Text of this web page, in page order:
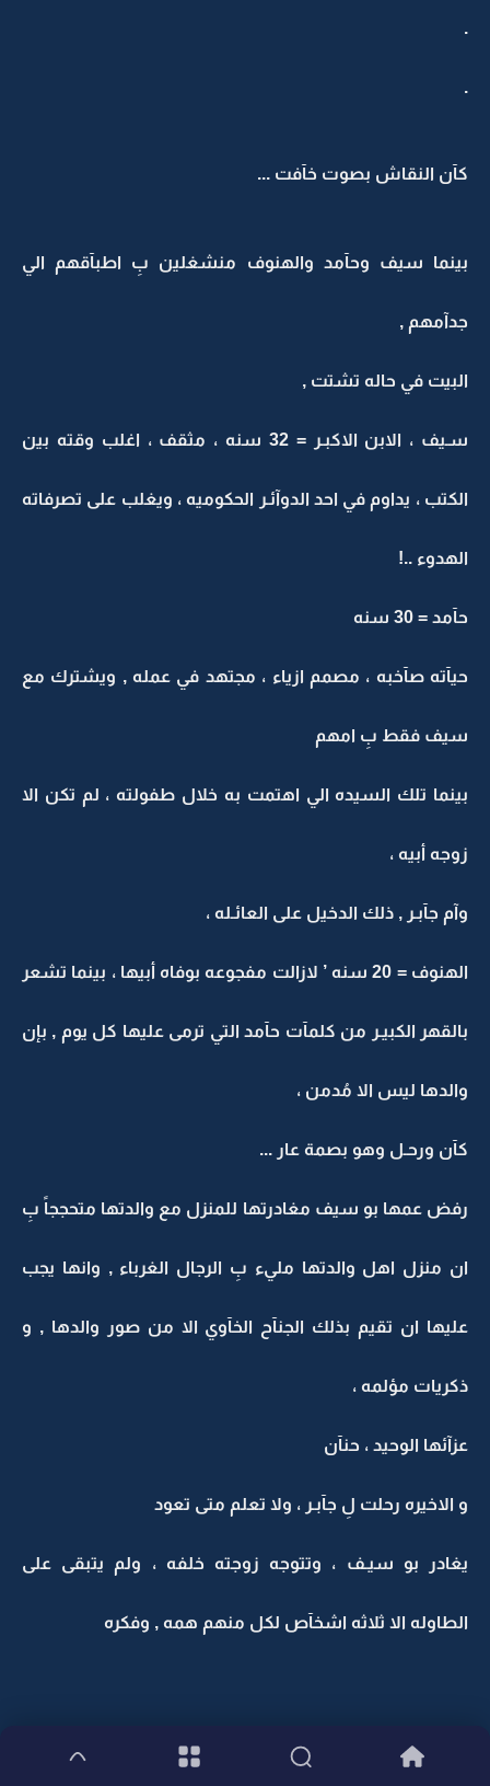
.
.
كآن النقاش بصوت خآفت ...
بينما سيف وحآمد والهنوف منشغلين بِ اطبآقهم الي
جدآمهم ,
البيت في حاله تشتت ,
سـيف ، الابن الاكبـر = 32 سنه ، مثقف ، اغلب وقته بين
الكتب ، يداوم في احد الدوآئـر الحكوميه ، ويغلب على تصرفاته
الهدوء ..!
حآمد = 30 سنه
حيآته صآخبه ، مصمم ازياء ، مجتهد في عمله , ويشترك مع
سيف فقط بِ امهم
بينما تلك السيده الي اهتمت به خلال طفولته ، لم تكن الا
زوجه أبيه ،
وآم جآبـر , ذلك الدخيل على العائـله ،
الهنوف = 20 سنه ’ لازالت مفجوعه بوفاه أبيها ، بينما تشعر
بالقهر الكبيـر من كلمآت حآمد التي ترمى عليها كل يوم , بإن
والدها ليس الا مُدمن ،
كآن ورحـل وهو بصمة عار ...
رفض عمها بو سيف مغادرتها للمنزل مع والدتها متحججاً بِ
ان منزل اهل والدتها مليء بِ الرجال الغرباء , وانها يجب
عليها ان تقيم بذلك الجنآح الخآوي الا من صور والدها , و
ذكريات مؤلمه ،
عزآئها الوحيد ، حنآن
و الاخيره رحلت لِ جآبـر ، ولا تعلم متى تعود
يغادر بو سيـف ، وتتوجه زوجته خلفه ، ولم يتبقى على
الطاوله الا ثلاثه اشخآص لكل منهم همه , وفكره